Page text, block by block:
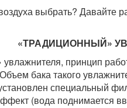
выбрать? Давайте
«ТРАДИЦИОННЫЙ»
принцип
бака такого
специальный
(вода поднимается